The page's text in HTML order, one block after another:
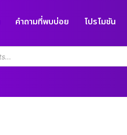
คำถามที่พบบ่อย โปรโมชัน